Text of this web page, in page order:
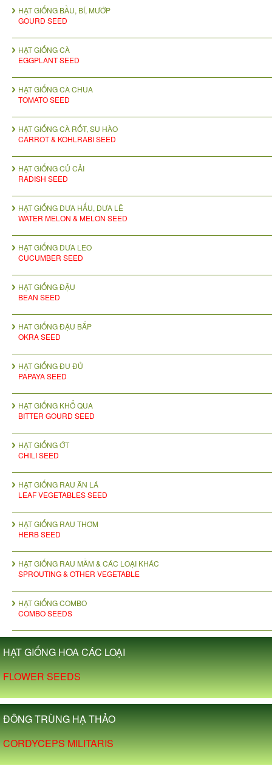
HẠT GIỐNG BẦU, BÍ, MƯỚP
GOURD SEED
HẠT GIỐNG CÀ
EGGPLANT SEED
HẠT GIỐNG CÀ CHUA
TOMATO SEED
HẠT GIỐNG CÀ RỐT, SU HÀO
CARROT & KOHLRABI SEED
HẠT GIỐNG CỦ CẢI
RADISH SEED
HẠT GIỐNG DƯA HẤU, DƯA LÊ
WATER MELON & MELON SEED
HẠT GIỐNG DƯA LEO
CUCUMBER SEED
HẠT GIỐNG ĐẬU
BEAN SEED
HAT GIỐNG ĐẬU BẮP
OKRA SEED
HẠT GIỐNG ĐU ĐỦ
PAPAYA SEED
HẠT GIỐNG KHỔ QUA
BITTER GOURD SEED
HẠT GIỐNG ỚT
CHILI SEED
HẠT GIỐNG RAU ĂN LÁ
LEAF VEGETABLES SEED
HẠT GIỐNG RAU THƠM
HERB SEED
HẠT GIỐNG RAU MẦM & CÁC LOẠI KHÁC
SPROUTING & OTHER VEGETABLE
HẠT GIỐNG COMBO
COMBO SEEDS
HẠT GIỐNG HOA CÁC LOẠI
FLOWER SEEDS
ĐÔNG TRÙNG HẠ THẢO
CORDYCEPS MILITARIS